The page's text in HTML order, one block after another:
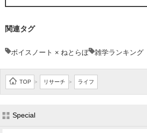
関連タグ
ボイスノート × ねとらぼ 雑学ランキング
TOP > リサーチ > ライフ
Special